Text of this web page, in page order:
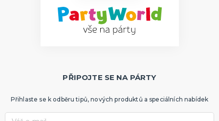
PŘIPOJTE SE NA PÁRTY
Přihlaste se k odběru tipů, nových produktů a speciálních nabídek